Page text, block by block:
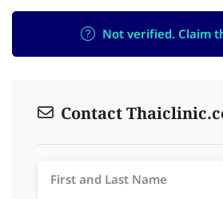
Not verified. Claim
Contact